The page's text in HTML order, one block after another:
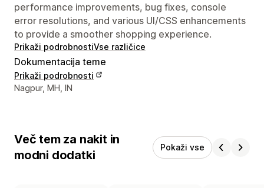
performance improvements, bug fixes, console
error resolutions, and various UI/CSS enhancements
to provide a smoother shopping experience.
Prikaži podrobnostiVse različice
Dokumentacija teme
Prikaži podrobnosti
Podatki za stik z oblikovalcem
Nagpur, MH, IN
Več tem za nakit in
modni dodatki
Pokaži vse